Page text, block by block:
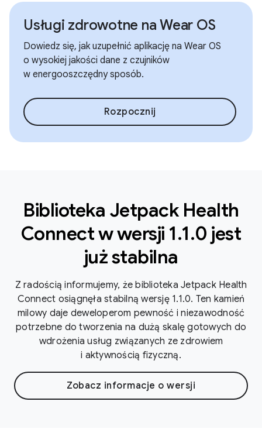
Usługi zdrowotne na Wear OS
Dowiedz się, jak uzupełnić aplikację na Wear OS
o wysokiej jakości dane z czujników
w energooszczędny sposób.
Rozpocznij
Biblioteka Jetpack Health
Connect w wersji 1.1.0 jest
już stabilna
Z radością informujemy, że biblioteka Jetpack Health
Connect osiągnęła stabilną wersję 1.1.0. Ten kamień
milowy daje deweloperom pewność i niezawodność
potrzebne do tworzenia na dużą skalę gotowych do
wdrożenia usług związanych ze zdrowiem
i aktywnością fizyczną.
Zobacz informacje o wersji